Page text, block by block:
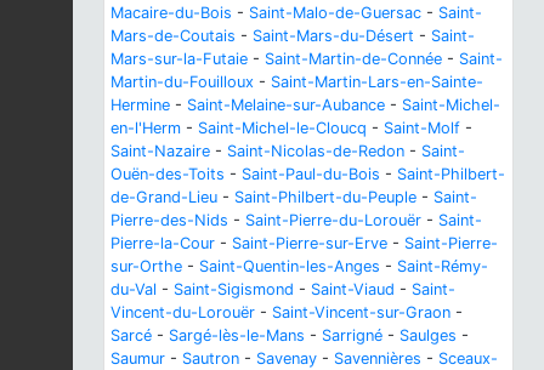
Macaire-du-Bois - Saint-Malo-de-Guersac - Saint-
Mars-de-Coutais - Saint-Mars-du-Désert - Saint-
Mars-sur-la-Futaie - Saint-Martin-de-Connée - Saint-
Martin-du-Fouilloux - Saint-Martin-Lars-en-Sainte-
Hermine - Saint-Melaine-sur-Aubance - Saint-Michel-
en-l'Herm - Saint-Michel-le-Cloucq - Saint-Molf -
Saint-Nazaire - Saint-Nicolas-de-Redon - Saint-
Ouën-des-Toits - Saint-Paul-du-Bois - Saint-Philbert-
de-Grand-Lieu - Saint-Philbert-du-Peuple - Saint-
Pierre-des-Nids - Saint-Pierre-du-Lorouër - Saint-
Pierre-la-Cour - Saint-Pierre-sur-Erve - Saint-Pierre-
sur-Orthe - Saint-Quentin-les-Anges - Saint-Rémy-
du-Val - Saint-Sigismond - Saint-Viaud - Saint-
Vincent-du-Lorouër - Saint-Vincent-sur-Graon -
Sarcé - Sargé-lès-le-Mans - Sarrigné - Saulges -
Saumur - Sautron - Savenay - Savennières - Sceaux-